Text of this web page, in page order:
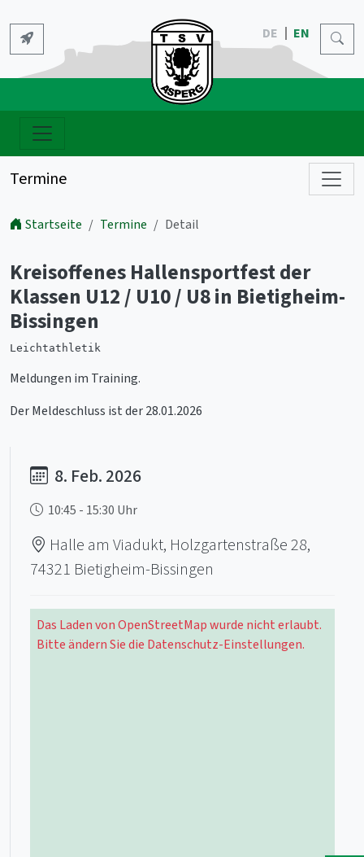
DE EN
Termine
Startseite Termine Detail
Kreisoffenes Hallensportfest der
Klassen U12 / U10 / U8 in Bietigheim-
Bissingen
Leichtathletik
Meldungen im Training.
Der Meldeschluss ist der 28.01.2026
8. Feb. 2026
10:45 - 15:30 Uhr
Halle am Viadukt, Holzgartenstraße 28,
74321 Bietigheim-Bissingen
Das Laden von OpenStreetMap wurde nicht erlaubt.
Bitte ändern Sie die Datenschutz-Einstellungen.